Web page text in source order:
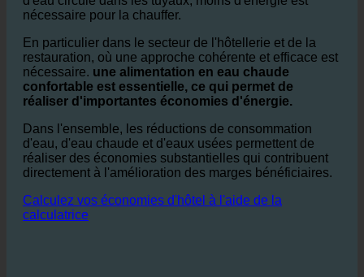
Outre les économies d'eau directes, lela demande
d'eau chaude diminue également
d'eau circule dans les tuyaux, moins d'énergie est
nécessaire pour la chauffer.
En particulier dans le secteur de l'hôtellerie et de la
restauration, où une approche cohérente et efficace est
nécessaire.une alimentation en eau chaude
confortable est essentielle, ce qui permet de
réaliser d'importantes économies d'énergie.
Dans l'ensemble, les réductions de consommation
d'eau, d'eau chaude et d'eaux usées permettent de
réaliser des économies substantielles qui contribuent
directement à l'amélioration des marges bénéficiaires.